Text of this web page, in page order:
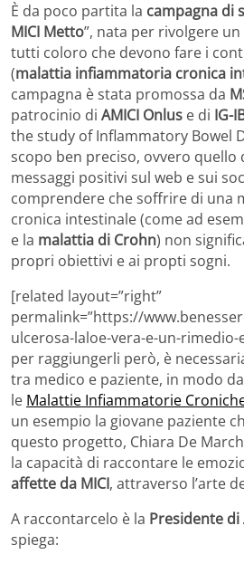
È da poco partita la campagna di
MICI Metto”, nata per rivolgere
tutti coloro che devono fare i
(malattia infiammatoria cronica
campagna è stata promossa da
patrocinio di AMICI Onlus e di IG-
the study of Inflammatory Bowel
scopo ben preciso, ovvero quello
messaggi positivi sul web e sui
comprendere che soffrire di una
cronica intestinale (come ad
e la malattia di Crohn) non
propri obiettivi e ai propti sogni.
[related layout=”right”
permalink=”https://
ulcerosa-laloe-vera-e-un-
per raggiungerli però, è
tra medico e paziente, in modo
le Malattie Infiammatorie
un esempio la giovane paziente
questo progetto, Chiara De
la capacità di raccontare le
affette da MICI, attraverso l’arte
A raccontarcelo è la Presidente di
spiega: